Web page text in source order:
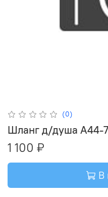
(0)
Шланг д/душа А44-
1 100 ₽
В